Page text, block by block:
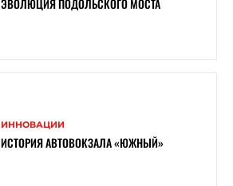
ЭВОЛЮЦИЯ ПОДОЛЬСКОГО МОСТА
ИННОВАЦИИ
ИСТОРИЯ АВТОВОКЗАЛА «ЮЖНЫЙ»